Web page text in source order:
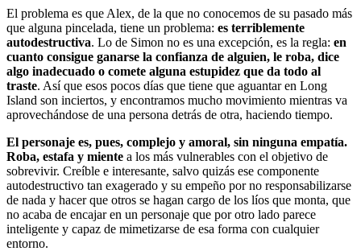
El problema es que Alex, de la que no conocemos de su pasado más
que alguna pincelada, tiene un problema: es terriblemente
autodestructiva. Lo de Simon no es una excepción, es la regla: en
cuanto consigue ganarse la confianza de alguien, le roba, dice
algo inadecuado o comete alguna estupidez que da todo al
traste. Así que esos pocos días que tiene que aguantar en Long
Island son inciertos, y encontramos mucho movimiento mientras va
aprovechándose de una persona detrás de otra, haciendo tiempo.
El personaje es, pues, complejo y amoral, sin ninguna empatía.
Roba, estafa y miente a los más vulnerables con el objetivo de
sobrevivir. Creíble e interesante, salvo quizás ese componente
autodestructivo tan exagerado y su empeño por no responsabilizarse
de nada y hacer que otros se hagan cargo de los líos que monta, que
no acaba de encajar en un personaje que por otro lado parece
inteligente y capaz de mimetizarse de esa forma con cualquier
entorno.